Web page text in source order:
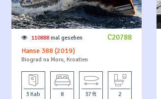
C20788
110888mal gesehen
Hanse 388 (2019)
Biograd na Moru, Kroatien
3 Kab 8 37 ft 2